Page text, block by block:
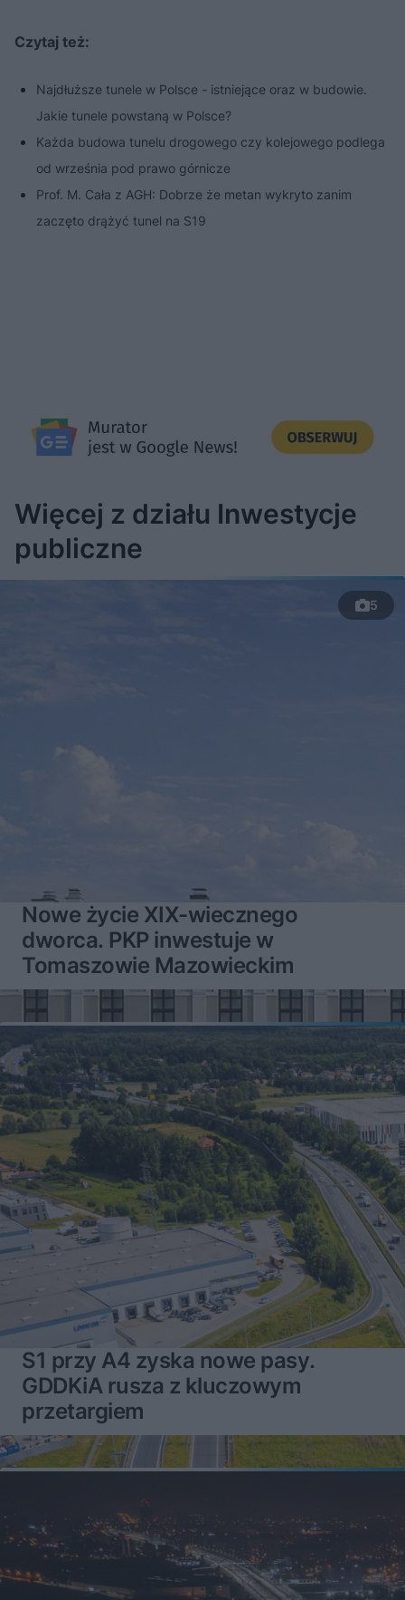
Czytaj też:
Najdłuższe tunele w Polsce - istniejące oraz w budowie.
Jakie tunele powstaną w Polsce?
Każda budowa tunelu drogowego czy kolejowego podlega
od września pod prawo górnicze
Prof. M. Cała z AGH: Dobrze że metan wykryto zanim
zaczęto drążyć tunel na S19
Więcej z działu Inwestycje
publiczne
5
Nowe życie XIX-wiecznego
dworca. PKP inwestuje w
Tomaszowie Mazowieckim
S1 przy A4 zyska nowe pasy.
GDDKiA rusza z kluczowym
przetargiem